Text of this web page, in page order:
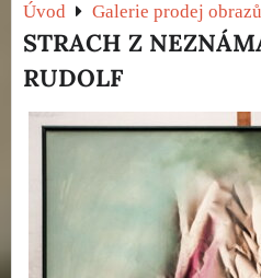
Úvod Galerie prodej obrazů
STRACH Z
RUDOLF